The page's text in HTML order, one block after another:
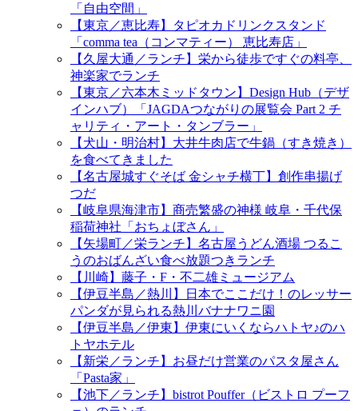
「自由空間」
【東京／恵比寿】タピオカドリンクスタンド
「comma tea（コンマティー） 恵比寿店」
【久屋大通／ランチ】栄から徒歩ですぐの料亭、
神楽家でランチ
【東京／六本木ミッドタウン】Design Hub（デザ
インハブ）「JAGDAつながりの展覧会 Part 2 チ
ャリティ・アート・タンブラー」
【犬山・明治村】大井牛肉店で牛鍋（すき焼き）
を食べてきました
【名古屋城すぐそば 金シャチ横丁】創作串揚げ
つだ
【岐阜県海津市】商売繁盛の神様 岐阜・千代保
稲荷神社「おちょぼさん」
【矢場町／栄ランチ】名古屋うどん酒場 つるこ
うのおばんざい食べ放題つきランチ
【川崎】藤子・F・不二雄ミュージアム
【伊豆半島／熱川】日本でここだけ！のレッサー
パンダが見られる熱川バナナワニ園
【伊豆半島／伊東】伊東にいくならハトヤ♪のハ
トヤホテル
【新栄／ランチ】お昼だけ営業のパスタ屋さん
「Pasta家」
【池下／ランチ】bistrot Pouffer（ビストロ プーフ